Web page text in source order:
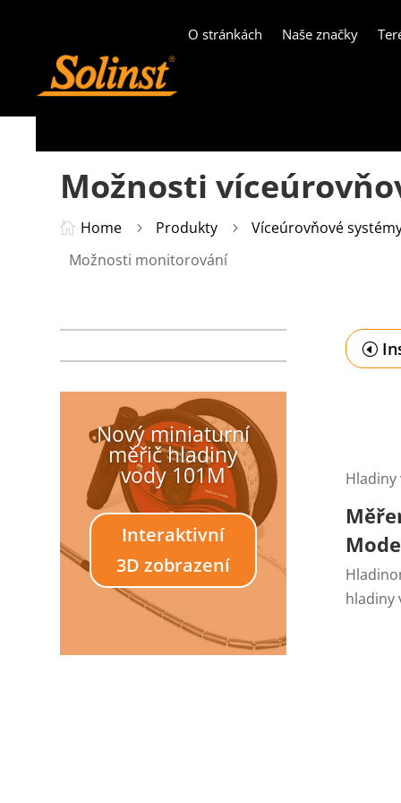
O stránkách Naše značky
Možnosti
 Home 5 Produkty 5 Víceúrovňové
Možnosti monitorování
Nový miniaturní
měřič hladiny
vody 101M
Interaktivní
3D zobrazení
hladiny